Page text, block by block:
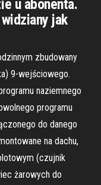
u abonenta.
jak
zbudowany
9-wejściowego.
naziemnego
programu
do danego
na dachu,
(czujnik
żarowych do